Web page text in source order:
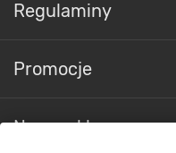
Regulaminy
Promocje
Nasze sklepy